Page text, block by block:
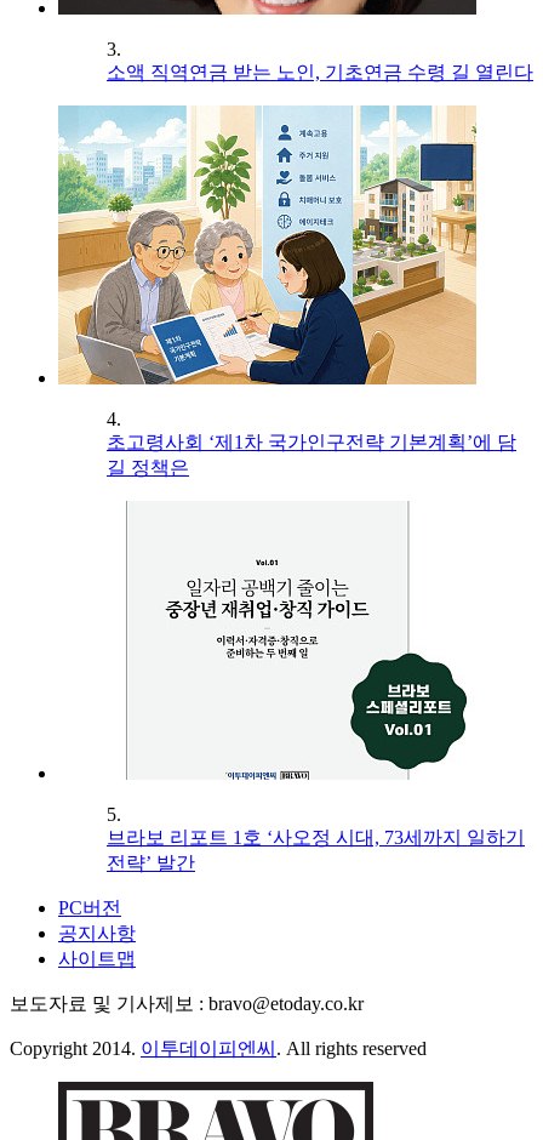
3.
소액 직역연금 받는 노인, 기초연금 수령 길 열린다
4.
초고령사회 ‘제1차 국가인구전략 기본계획’에 담
길 정책은
5.
브라보 리포트 1호 ‘사오정 시대, 73세까지 일하기
전략’ 발간
PC버전
공지사항
사이트맵
보도자료 및 기사제보 : bravo@etoday.co.kr
Copyright 2014. 이투데이피엔씨 . All rights reserved